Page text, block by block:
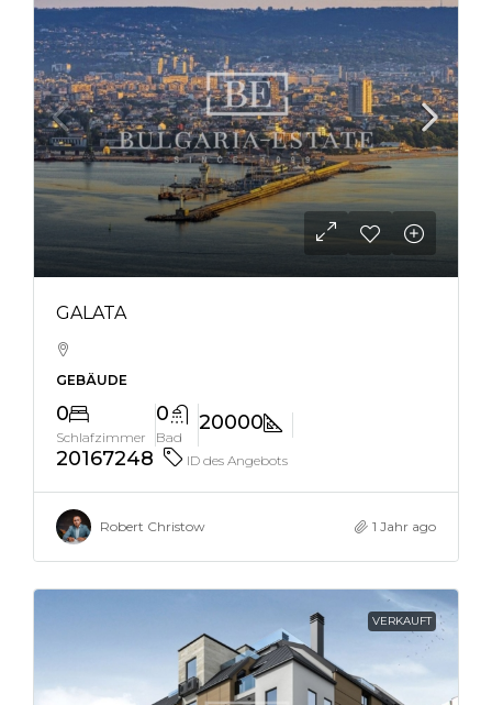
GALATA
GEBÄUDE
0
Schlafzimmer
0
Bad
20000
20167248
ID des Angebots
Robert Christow 1 Jahr ago
VERKAUFT